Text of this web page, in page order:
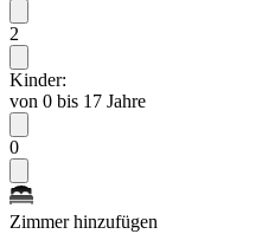
2
Kinder:
von 0 bis 17 Jahre
0
Zimmer hinzufügen